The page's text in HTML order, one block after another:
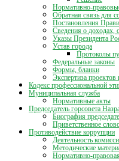
Нормативно-
Обратная связь для
Постановления
Сведения о доходах,
Указы Президента
Устав города
Протоколы
Федеральные законы
Формы, бланки
Экспертиза
Кодекс профессиональной
Муниципальная служба
Нормативные акты
Председатель горсовета
Биография
Приветственное
Противодействие коррупции
Деятельность
Методические
Нормативно-